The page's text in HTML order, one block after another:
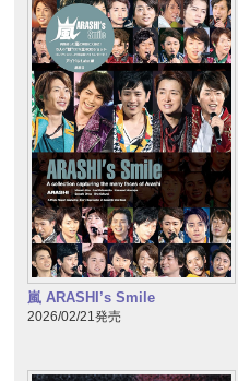
嵐 ARASHI’s Smile
2026/02/21発売